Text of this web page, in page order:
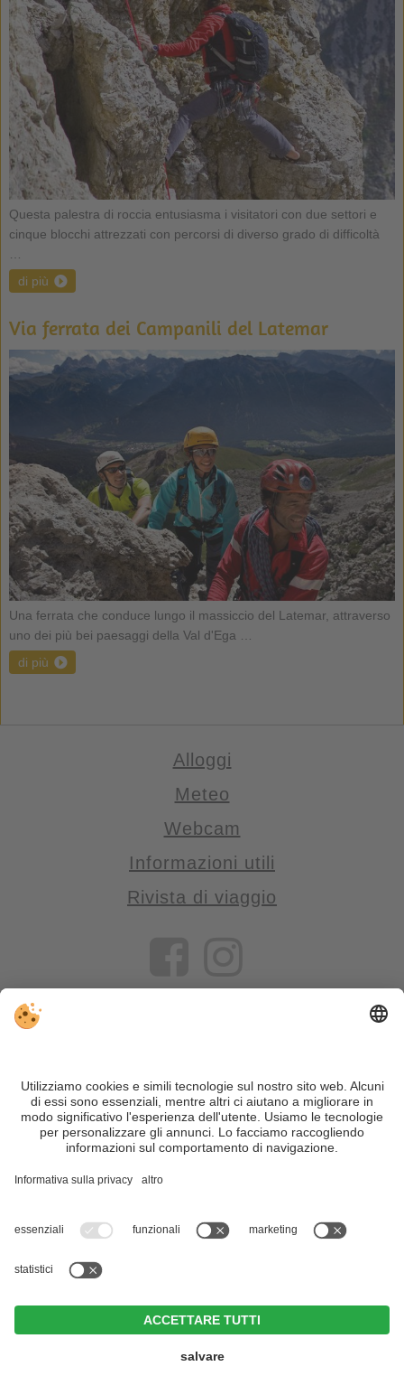
Questa palestra di roccia entusiasma i visitatori con due settori e
cinque blocchi attrezzati con percorsi di diverso grado di difficoltà
…
di più
Via ferrata dei Campanili del Latemar
Una ferrata che conduce lungo il massiccio del Latemar, attraverso
uno dei più bei paesaggi della Val d'Ega …
di più
Zin Park | alpine suites & spa
Alloggi
Meteo
Webcam
Informazioni utili
Rivista di viaggio
VIVOSüdtirol è il portale di viaggio per chi desidera vivere il
Trentino Alto Adige davvero – con consigli autentici, alloggi e
offerte su misura.
Nonostante il lavoro accurato e il costante aggiornamento dei
motivi di sicurezza, si prega di verificare chiedendo
| Part. IVA IT02365710215